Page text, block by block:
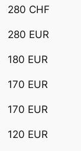
280 CHF
280 EUR
180 EUR
170 EUR
170 EUR
120 EUR